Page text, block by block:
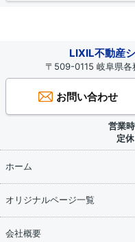
LIXIL不動産
〒509-0115 岐阜県各
お問い合わせ
営業
定
ホーム
オリジナルページ一覧
会社概要